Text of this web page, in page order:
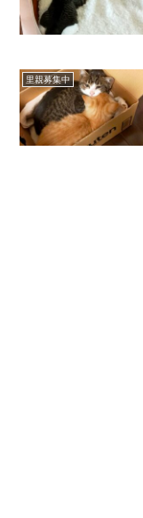
里親募集中